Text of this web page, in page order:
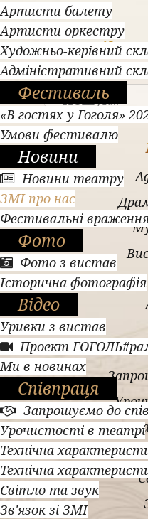
Артисти балету
Артисти оркестру
Художньо-керівний
Адміністративний
Фестиваль
«В гостях у Гоголя»
Умови фестивалю
Новини
Новини театру
ЗМІ про нас
Фестивальні
Фото
Фото з вистав
Історична фотографія
Відео
Уривки з вистав
Проект
Ми в новинах
Співпраця
Запрошуємо до
Урочистості в театрі
Технічна
Технічна
Світло та звук
Зв'язок зі ЗМІ
Технічна
Технічна